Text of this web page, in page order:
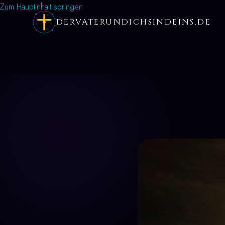
Zum Hauptinhalt springen
DERVATERUNDICHSINDEINS.DE